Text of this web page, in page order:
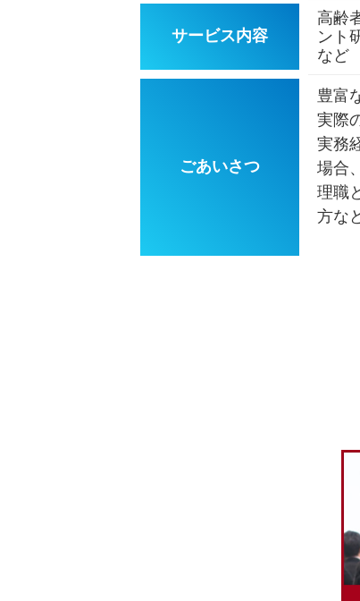
サービス内容
高齢
ント
など
ごあいさつ
豊富
実際
実務
場合
理職
方な